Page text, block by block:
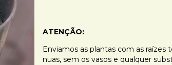
ATENÇÃO:
Enviamos as plantas com as raízes
nuas, sem os vasos e qualquer